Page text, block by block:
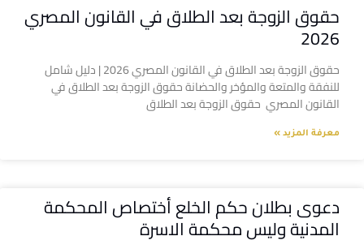
حقوق الزوجة بعد الطلاق في القانون المصري
2026
حقوق الزوجة بعد الطلاق في القانون المصري 2026 | دليل شامل
للنفقة والمتعة والمؤخر والحضانة حقوق الزوجة بعد الطلاق في
القانون المصري حقوق الزوجة بعد الطلاق
معرفة المزيد »
دعوى بطلان حكم الخلع أختصاص المحكمة
المدنية وليس محكمة الاسرة